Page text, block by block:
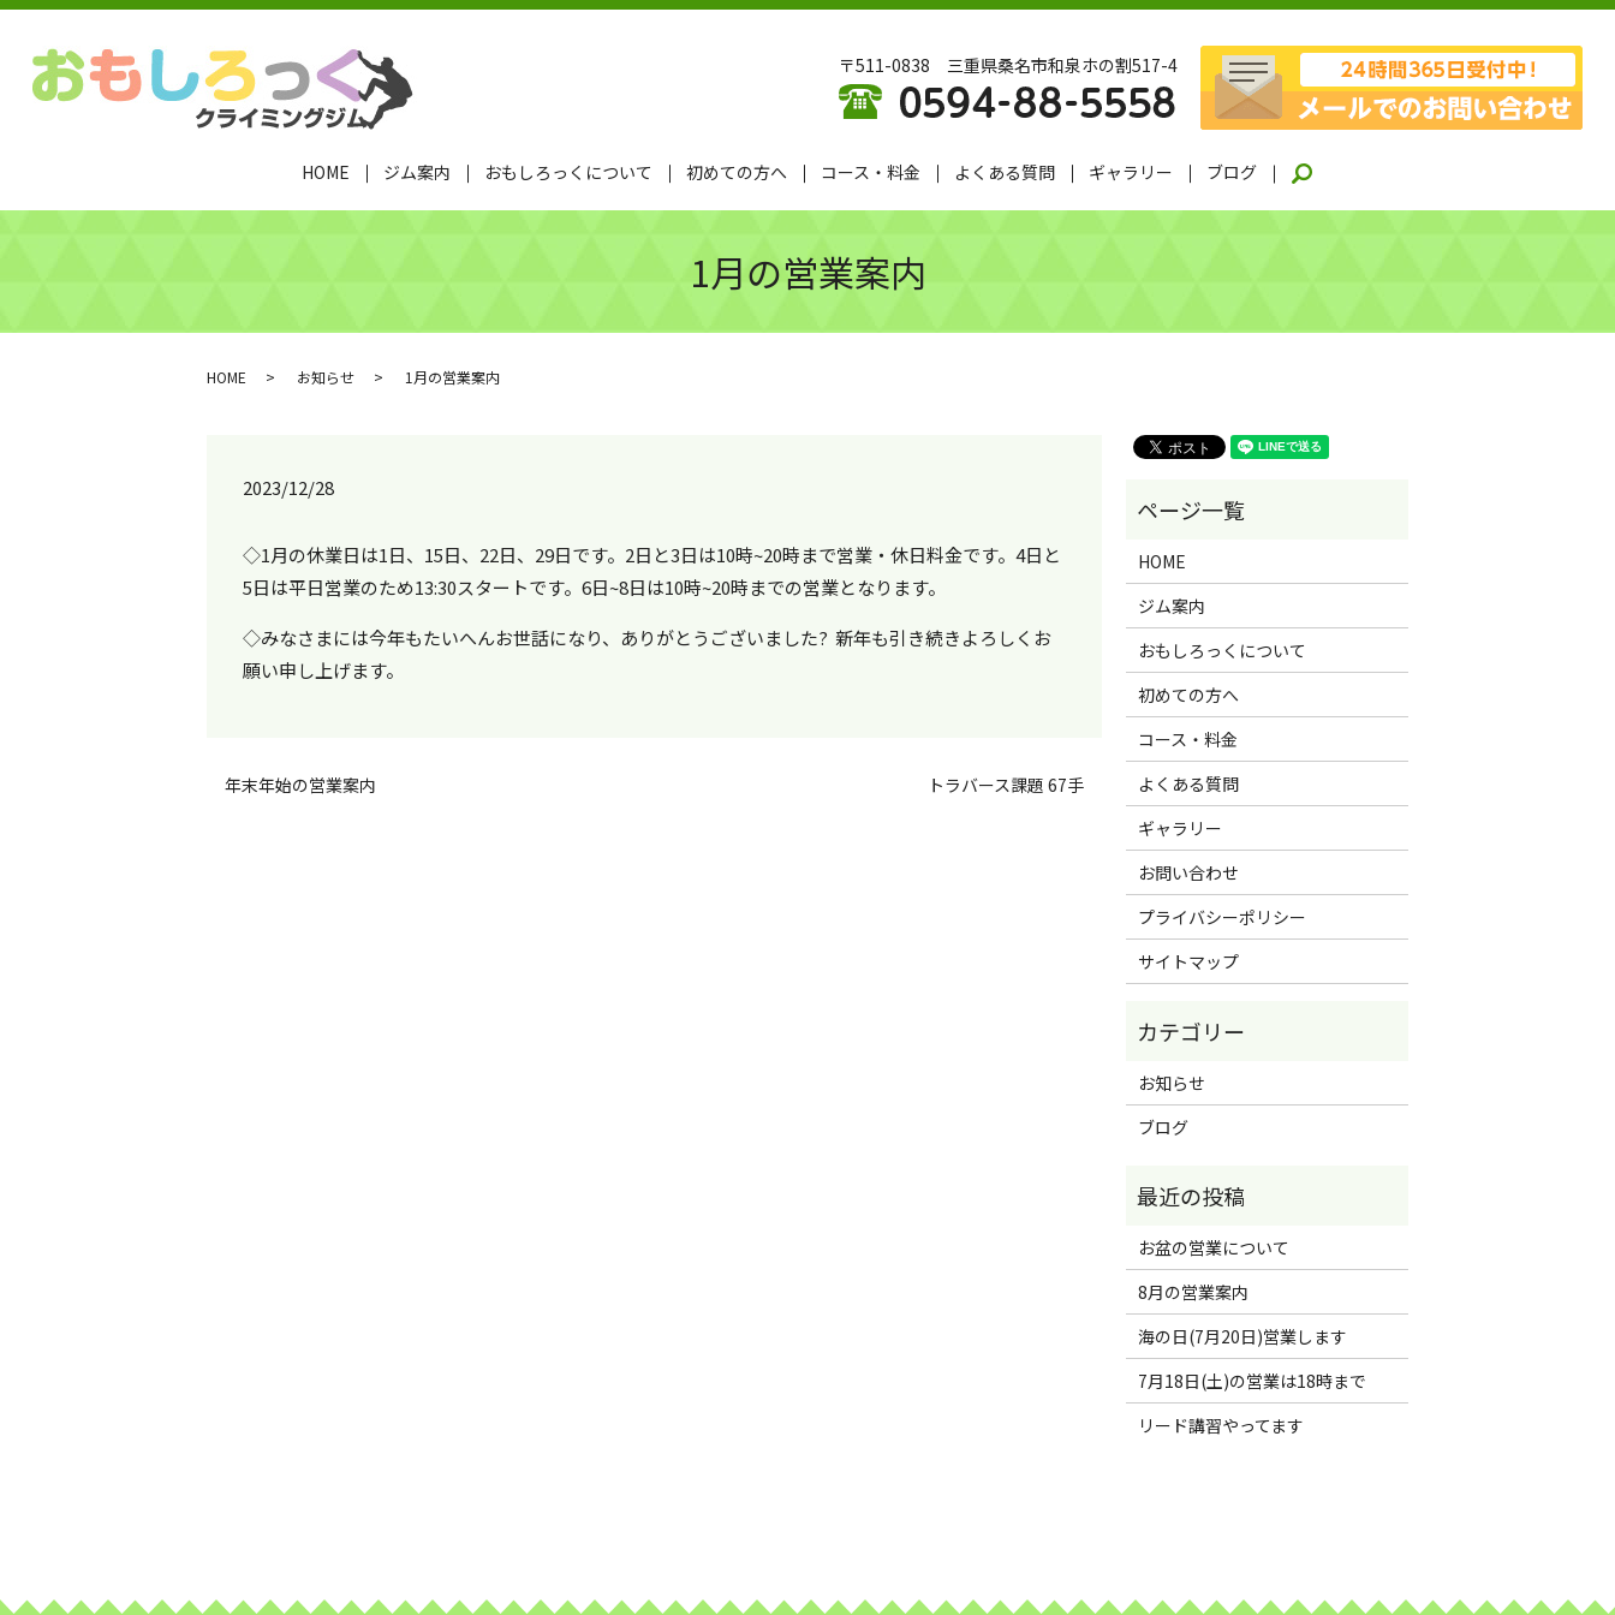
〒511-0838 三重県桑名市和泉ホの割517-4
HOME ジム案内 おもしろっくについて 初めての方へ コース・料金 よくある質問 ギャラリー ブログ
1月の営業案内
HOME お知らせ 1月の営業案内
2023/12/28
◇1月の休業日は1日、15日、22日、29日です。2日と3日は10時~20時まで営業・休日料金です。4日と
5日は平日営業のため13:30スタートです。6日~8日は10時~20時までの営業となります。
◇みなさまには今年もたいへんお世話になり、ありがとうございました? 新年も引き続きよろしくお
願い申し上げます。
年末年始の営業案内 トラバース課題 67手
HOME
ジム案内
おもしろっくについて
初めての方へ
コース・料金
よくある質問
ギャラリー
お問い合わせ
プライバシーポリシー
サイトマップ
お知らせ
ブログ
お盆の営業について
8月の営業案内
海の日(7月20日)営業します
7月18日(土)の営業は18時まで
リード講習やってます